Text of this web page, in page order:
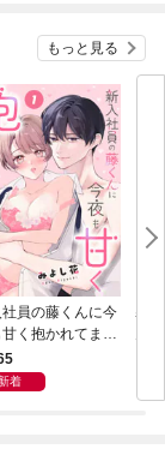
もっと見る
員の藤くんに今
く抱かれてます
ら売り］ 第1話
着
寡
～